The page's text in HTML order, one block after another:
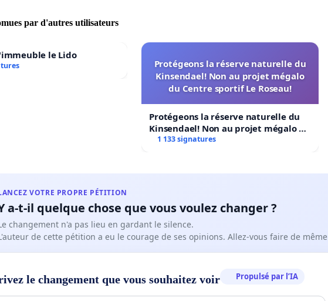
par d'autres utilisateurs
le Lido
Protégeons la réserve naturelle du
Kinsendael! Non au projet mégalo
du Centre sportif Le Roseau!
Protégeons la réserve naturelle du
Kinsendael! Non au projet mégalo du
Centre sportif Le Roseau!
1 133 signatures
VOTRE PROPRE PÉTITION
a-t-il quelque chose que vous voulez changer ?
changement n'a pas lieu en gardant le silence.
de cette pétition a eu le courage de ses opinions. Allez-vous faire de même
le changement que vous souhaitez voir Propulsé par l’IA